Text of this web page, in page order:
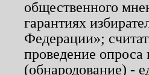
общественного
гарантиях
Федерации»;
проведение
(обнародование) -